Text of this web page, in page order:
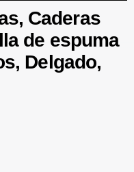
Caderas
de espuma
Delgado,